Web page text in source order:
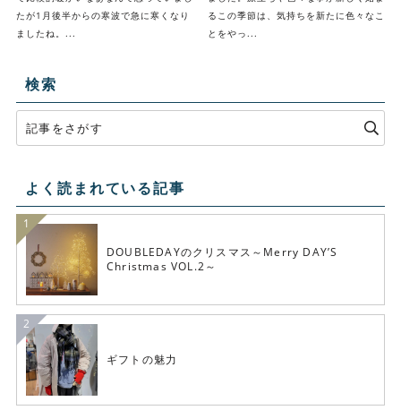
たが1月後半からの寒波で急に寒くなり
ましたね。...
るこの季節は、気持ちを新たに色々なこ
とをやっ...
検索
よく読まれている記事
DOUBLEDAYのクリスマス～Merry DAY’S
Christmas VOL.2～
ギフトの魅力